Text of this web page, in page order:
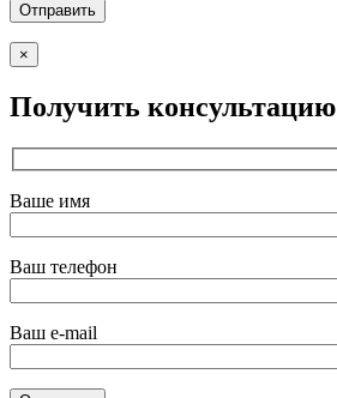
×
Получить консультацию
Ваше имя
Ваш телефон
Ваш e-mail